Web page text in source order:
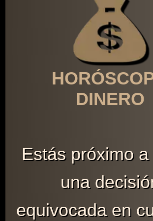
DINERO
Estás próximo
una
equivocada en